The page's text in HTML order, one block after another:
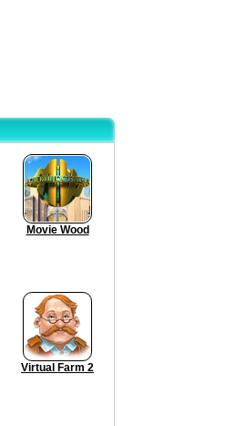
Movie Wood
Virtual Farm 2